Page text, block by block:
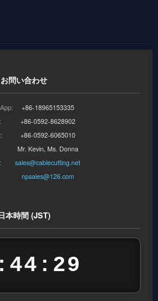
お問い合わせ
+86-18965153335
+86-0592-8628902
+86-0592-6065010
Mr. Kevin, Ms. Donna
sales@cablecutting.net
npsales@126.com
本時間 (JST)